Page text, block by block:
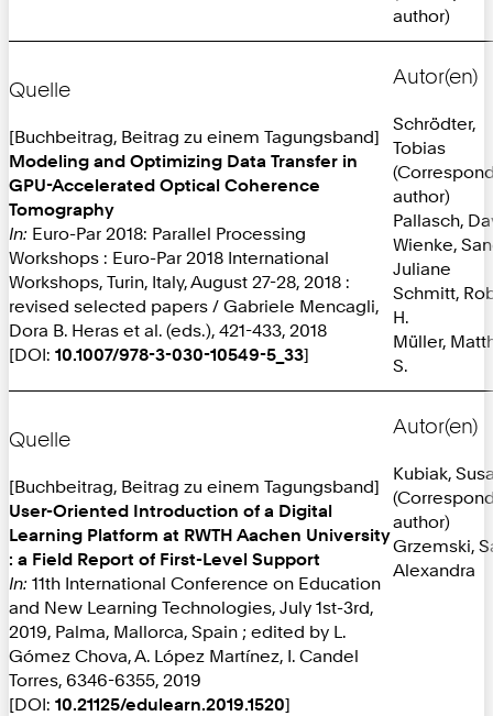
author)
Quelle
[Buchbeitrag, Beitrag zu einem Tagungsband]
Modeling and Optimizing Data Transfer in
GPU-Accelerated Optical Coherence
Tomography
In: Euro-Par 2018: Parallel Processing
Workshops : Euro-Par 2018 International
Workshops, Turin, Italy, August 27-28, 2018 :
revised selected papers / Gabriele Mencagli,
Dora B. Heras et al. (eds.), 421-433, 2018
[DOI: 10.1007/978-3-030-10549-5_33]
Autor(en)
Schrödter,
Tobias
author)
Pallasch,
Wienke,
Juliane
Schmitt,
H.
Müller,
S.
Quelle
[Buchbeitrag, Beitrag zu einem Tagungsband]
User-Oriented Introduction of a Digital
Learning Platform at RWTH Aachen University
: a Field Report of First-Level Support
In: 11th International Conference on Education
and New Learning Technologies, July 1st-3rd,
2019, Palma, Mallorca, Spain ; edited by L.
Gómez Chova, A. López Martínez, I. Candel
Torres, 6346-6355, 2019
[DOI: 10.21125/edulearn.2019.1520]
Autor(en)
Kubiak,
author)
Grzemski,
Alexandra